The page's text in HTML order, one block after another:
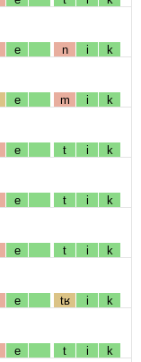
e n i k
e m i k
e t i k
e t i k
e t i k
e tʁ i k
e t i k